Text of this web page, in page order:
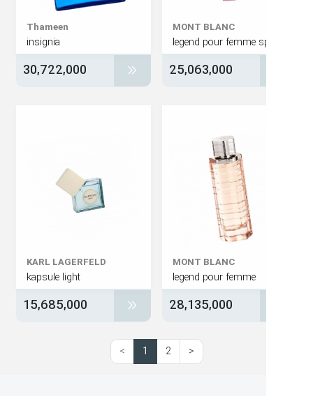
MONT BLANC
25,063,000
30,722,000
MONT BLANC
legend pour femme
28,135,000
KARL LAGERFELD
kapsule light
15,685,000
> 1